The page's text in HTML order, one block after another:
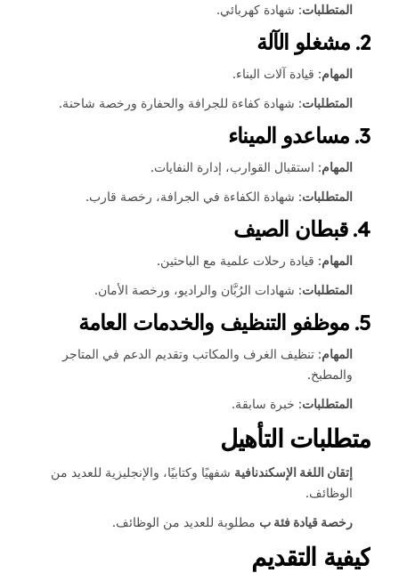
المتطلبات: شهادة كهربائي.
2. مشغلو الآلة
المهام: قيادة آلات البناء.
المتطلبات: شهادة كفاءة للجرافة والحفارة ورخصة شاحنة.
3. مساعدو الميناء
المهام: استقبال القوارب، إدارة النفايات.
المتطلبات: شهادة الكفاءة في الجرافة، رخصة قارب.
4. قبطان الصيف
المهام: قيادة رحلات علمية مع الباحثين.
المتطلبات: شهادات الرُبَّان والراديو، ورخصة الأمان.
5. موظفو التنظيف والخدمات العامة
المهام: تنظيف الغرف والمكاتب وتقديم الدعم في المتاجر
والمطبخ.
المتطلبات: خبرة سابقة.
متطلبات التأهيل
إتقان اللغة الإسكندنافية شفهيًا وكتابيًا، والإنجليزية للعديد من
الوظائف.
رخصة قيادة فئة ب مطلوبة للعديد من الوظائف.
كيفية التقديم